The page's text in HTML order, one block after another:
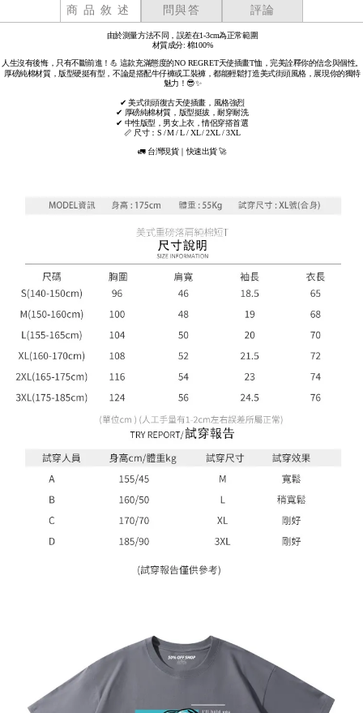
商品敘述 問與答 評論